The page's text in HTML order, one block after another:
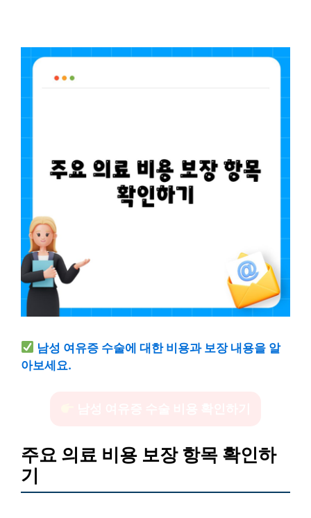
남성 여유증 수술에 대한 비용과 보장 내용을 알
아보세요.
주요 의료 비용 보장 항목 확인하
기